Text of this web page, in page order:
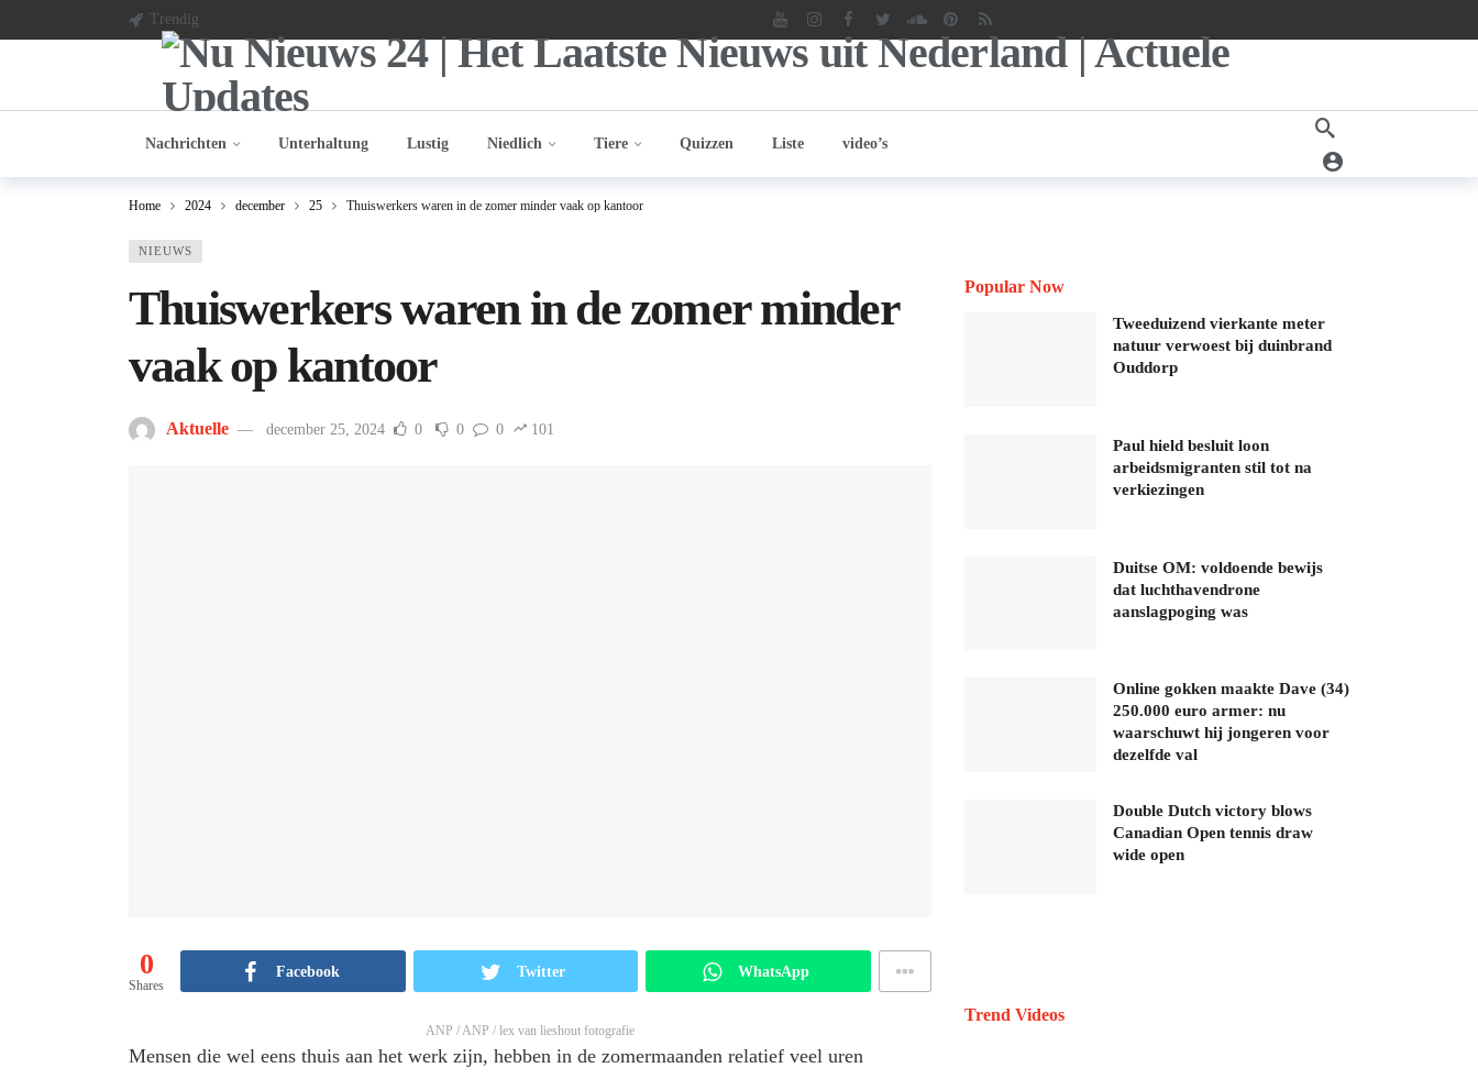
Trendig
Nachrichten Unterhaltung Lustig Niedlich Tiere Quizzen Liste video’s
Home 2024 december 25 Thuiswerkers waren in de zomer minder vaak op kantoor
NIEUWS
Thuiswerkers waren in de zomer minder
vaak op kantoor
Aktuelle december 25, 2024 0 0 0 101
0
Shares
Facebook Twitter WhatsApp
ANP / ANP / lex van lieshout fotografie
Mensen die wel eens thuis aan het werk zijn, hebben in de zomermaanden relatief veel uren
Popular Now
Tweeduizend vierkante meter
natuur verwoest bij duinbrand
Ouddorp
Paul hield besluit loon
arbeidsmigranten stil tot na
verkiezingen
Duitse OM: voldoende bewijs
dat luchthavendrone
aanslagpoging was
Online gokken maakte Dave (34)
250.000 euro armer: nu
waarschuwt hij jongeren voor
dezelfde val
Double Dutch victory blows
Canadian Open tennis draw
wide open
Trend Videos